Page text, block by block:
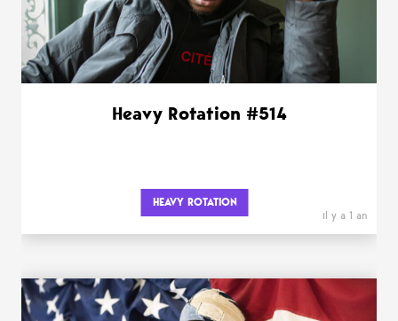
Heavy Rotation #514
HEAVY ROTATION
il y a 1 an